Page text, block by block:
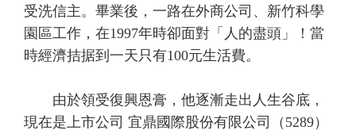
受洗信主。畢業後，一路在外商公司、新竹科學
園區工作，在1997年時卻面對「人的盡頭」！當
時經濟拮据到一天只有100元生活費。
由於領受復興恩膏，他逐漸走出人生谷底，
現在是上市公司 宜鼎國際股份有限公司（5289）